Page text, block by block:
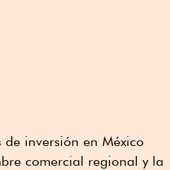
inversión en México
comercial regional y la